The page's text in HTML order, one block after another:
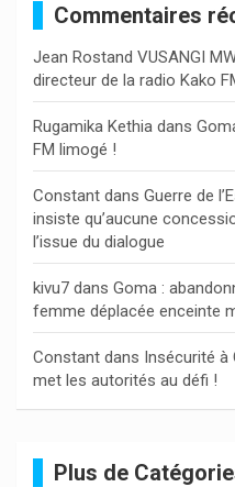
c
h
e
r
Commentaires
Jean Rostand VUSANGI
directeur de la radio Kako
Rugamika Kethia dans
FM limogé !
Constant dans Guerre de
insiste qu’aucune
l’issue du dialogue
kivu7 dans Goma :
femme déplacée enceinte
Constant dans Insécurité à
met les autorités au défi !
Plus de